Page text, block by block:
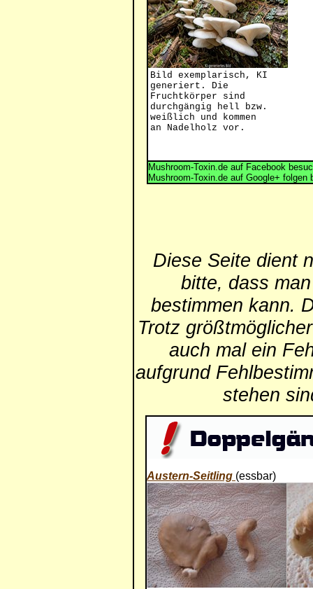
Bild exemplarisch, KI
generiert. Die
Fruchtkörper sind
durchgängig hell bzw.
weißlich und kommen
an Nadelholz vor.
Mushroom-Toxin.de auf Facebook
Mushroom-Toxin.de auf Google+ folgen
Diese Seite dient
bitte, dass
bestimmen kann.
Trotz
auch mal ein
aufgrund
stehen
Austern-Seitling (essbar)